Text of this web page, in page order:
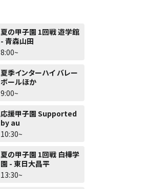
夏の甲子園 1回戦 遊学館
- 青森山田
8:00~
夏季インターハイ バレー
ボールほか
9:00~
応援甲子園 Supported
by au
10:30~
夏の甲子園 1回戦 白樺学
園 - 東日大昌平
13:30~